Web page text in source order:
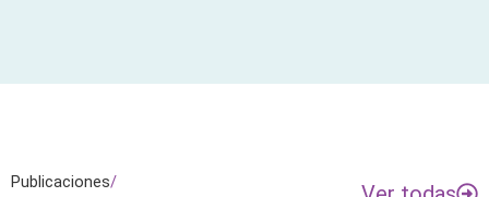
Publicaciones/